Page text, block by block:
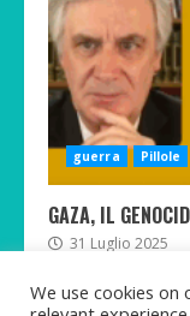
guerra Pillole
GAZA, IL
31 Luglio 2025
We use cookies